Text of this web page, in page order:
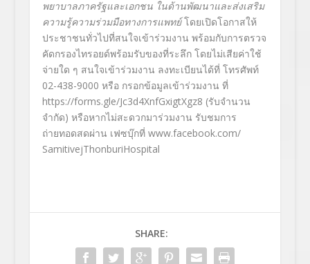
พยาบาลภาครัฐและเอกชน ในด้านพัฒนาและส่งเสริม
ความรู้ความร่วมมือทางการแพทย์ โดยเปิดโอกาสให้
ประชาชนทั่วไปที่สนใจเข้าร่วมงาน พร้อมกับการตรวจ
คัดกรองไทรอยด์พร้อมรับของที่ระลึก โดยไม่เสียค่าใช้
จ่ายใด ๆ สนใจเข้าร่วมงาน ลงทะเบียนได้ที่ โทรศัพท์
02-438-9000 หรือ กรอกข้อมูลเข้าร่วมงาน ที่
https://forms.gle/Jc3d4XnfGxigtXgz8 (รับจำนวน
จำกัด) หรือหากไม่สะดวกมาร่วมงาน รับชมการ
ถ่ายทอดสดผ่าน เฟซบุ๊กที่ www.facebook.com/
SamitivejThonburiHospital
SHARE: